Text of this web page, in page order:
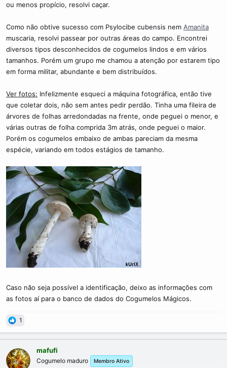
ou menos propício, resolvi caçar.
Como não obtive sucesso com Psylocibe cubensis nem Amanita
muscaria, resolvi passear por outras áreas do campo. Encontrei
diversos tipos desconhecidos de cogumelos lindos e em vários
tamanhos. Porém um grupo me chamou a atenção por estarem tipo
em forma militar, abundante e bem distribuídos.
Ver fotos: Infelizmente esqueci a máquina fotográfica, então tive
que coletar dois, não sem antes pedir perdão. Tinha uma fileira de
árvores de folhas arredondadas na frente, onde peguei o menor, e
várias outras de folha comprida 3m atrás, onde peguei o maior.
Porém os cogumelos embaixo de ambas pareciam da mesma
espécie, variando em todos estágios de tamanho.
Caso não seja possível a identificação, deixo as informações com
as fotos aí para o banco de dados do Cogumelos Mágicos.
1
mafufi
Cogumelo maduro Membro Ativo